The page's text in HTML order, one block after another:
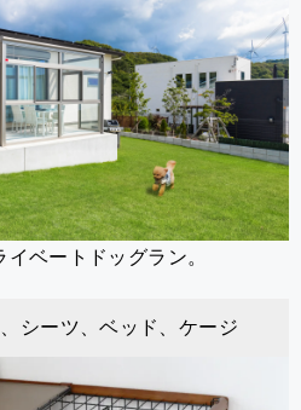
ベートドッグラン。
シーツ、ベッド、ケージ